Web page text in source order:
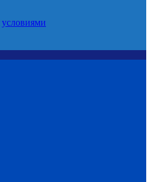
условиями